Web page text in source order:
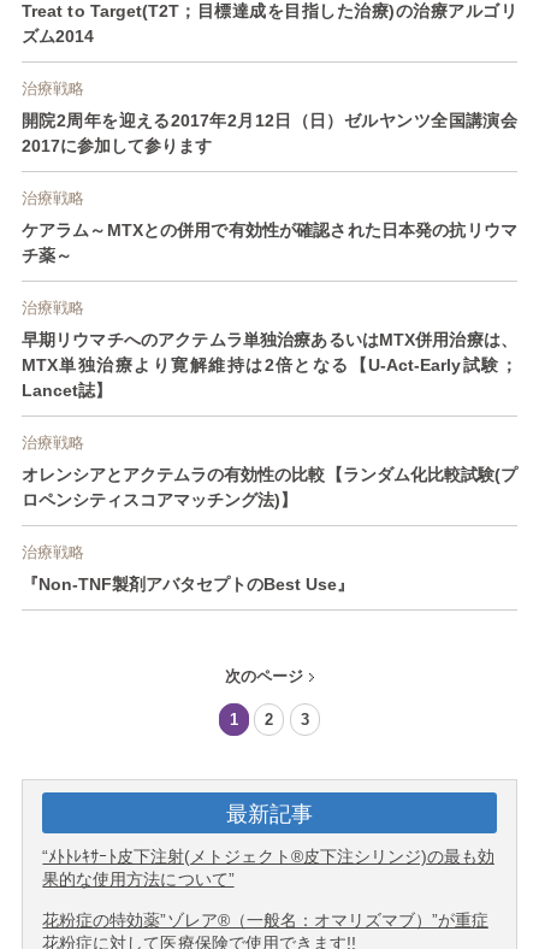
Treat to Target(T2T；目標達成を目指した治療)の治療アルゴリ
ズム2014
治療戦略
開院2周年を迎える2017年2月12日（日）ゼルヤンツ全国講演会
2017に参加して参ります
治療戦略
ケアラム～MTXとの併用で有効性が確認された日本発の抗リウマ
チ薬～
治療戦略
早期リウマチへのアクテムラ単独治療あるいはMTX併用治療は、
MTX単独治療より寛解維持は2倍となる【U-Act-Early試験；
Lancet誌】
治療戦略
オレンシアとアクテムラの有効性の比較【ランダム化比較試験(プ
ロペンシティスコアマッチング法)】
治療戦略
『Non-TNF製剤アバタセプトのBest Use』
次のページ
1 2 3
最新記事
“ﾒﾄﾄﾚｷｻｰﾄ皮下注射(メトジェクト®皮下注シリンジ)の最も効
果的な使用方法について”
花粉症の特効薬”ゾレア®（一般名：オマリズマブ）”が重症
花粉症に対して医療保険で使用できます!!